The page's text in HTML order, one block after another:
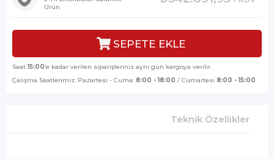
Ürün
Saat15:00’e kadar verilen siparişleriniz aynı gün kargoya verilir.
Çalışma Saatlerimiz: Pazartesi - Cuma: 8:00 - 18:00 / Cumartesi 8:00 - 15:00
Teknik Özellikler